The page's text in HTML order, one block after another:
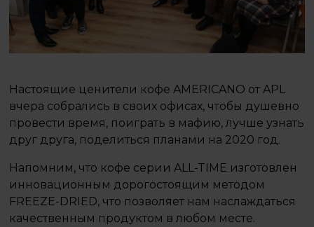
Настоящие ценители кофе AMERICANO от APL
вчера собрались в своих офисах, чтобы душевно
провести время, поиграть в мафию, лучше узнать
друг друга, поделиться планами на 2020 год.
Напомним, что кофе серии ALL-TIME изготовлен
инновационным дорогостоящим методом
FREEZE-DRIED, что позволяет нам наслаждаться
качественным продуктом в любом месте.